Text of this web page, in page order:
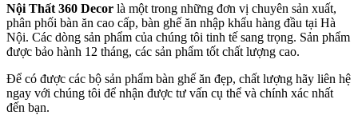
Nội Thất 360 Decor là một trong những đơn vị chuyên sản xuất,
phân phối bàn ăn cao cấp, bàn ghế ăn nhập khẩu hàng đầu tại Hà
Nội. Các dòng sản phẩm của chúng tôi tinh tế sang trọng. Sản phẩm
được bảo hành 12 tháng, các sản phẩm tốt chất lượng cao.
Để có được các bộ sản phẩm bàn ghế ăn đẹp, chất lượng hãy liên hệ
ngay với chúng tôi để nhận được tư vấn cụ thể và chính xác nhất
đến bạn.